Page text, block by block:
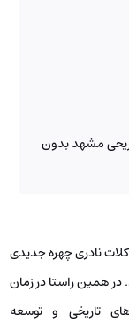
مشهد بدون
هجری شمسی، کلات نادری چهره جدیدی
همین راستا در زمان
تاریخی و توسعه